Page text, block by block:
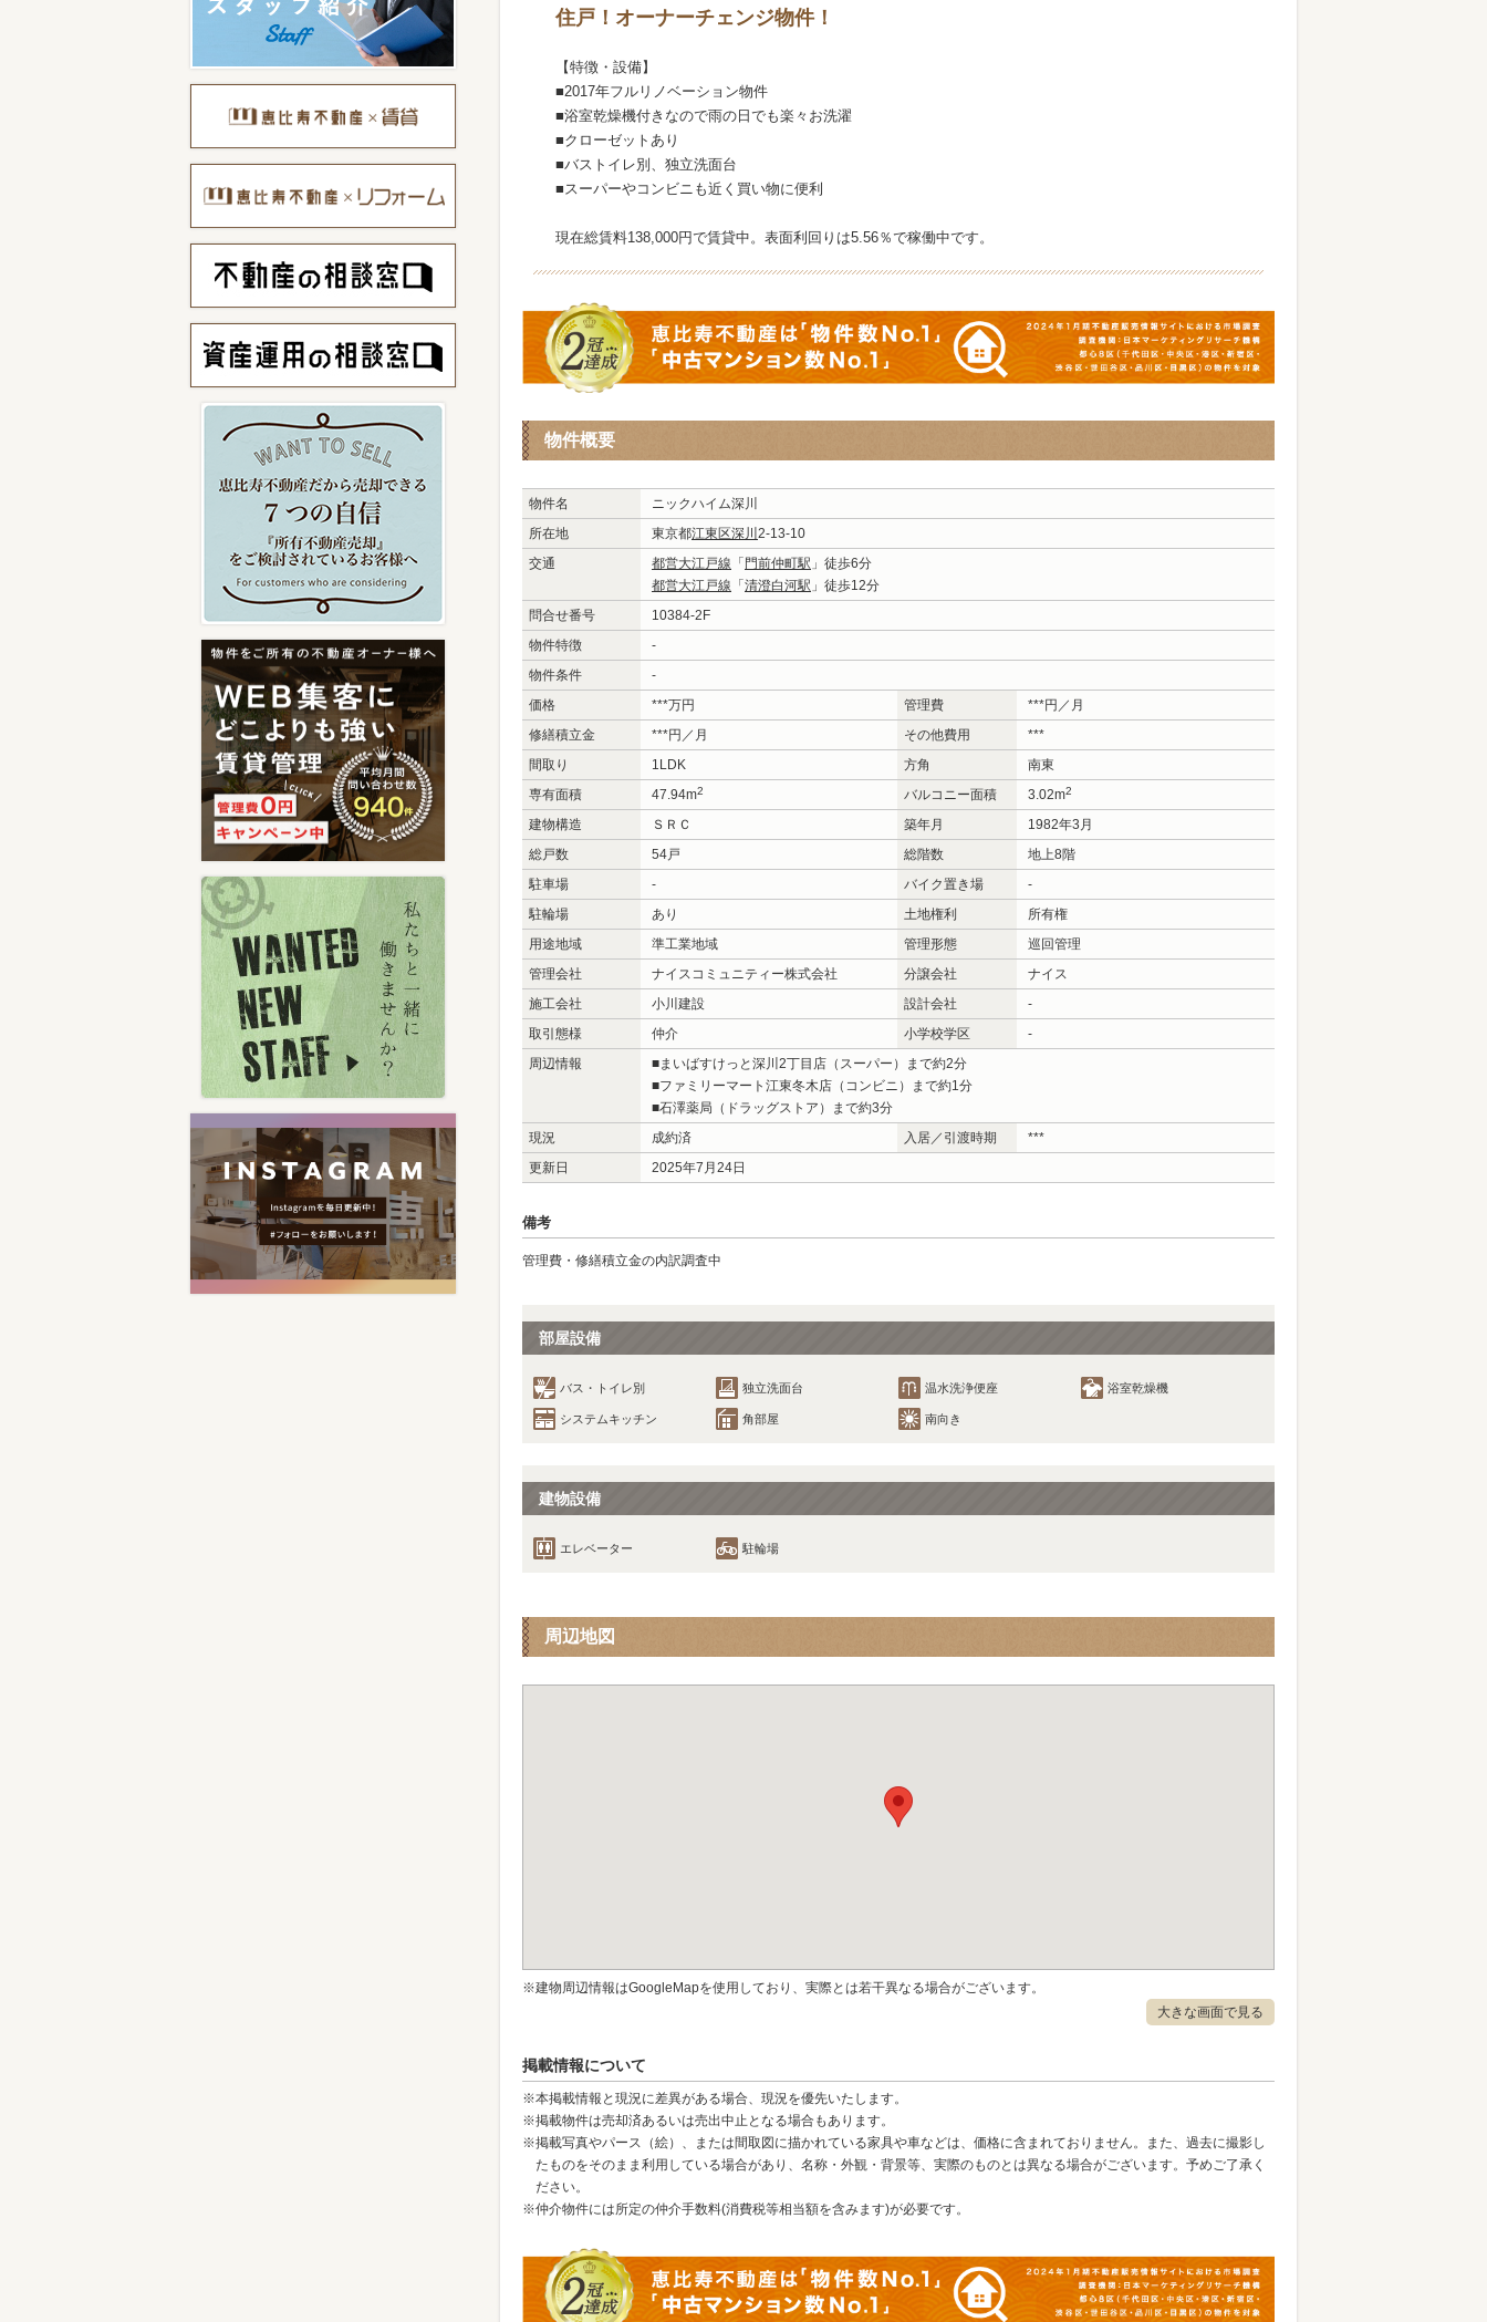
住戸！オーナーチェンジ物件！
【特徴・設備】
■2017年フルリノベーション物件
■浴室乾燥機付きなので雨の日でも楽々お洗濯
■クローゼットあり
■バストイレ別、独立洗面台
■スーパーやコンビニも近く買い物に便利
現在総賃料138,000円で賃貸中。表⾯利回りは5.56％で稼働中です。
物件概要
物件名
ニックハイム深川
所在地
東京都江東区深川 2-13-10
交通
都営大江戸線 「門前仲町駅 」徒歩6分
都営大江戸線 「清澄白河駅 」徒歩12分
問合せ番号
10384-2F
物件特徴
-
物件条件
-
価格
***万円 管理費
***円／月
修繕積立金
***円／月 その他費用
***
間取り
1LDK 方角
南東
専有面積
47.94m2 バルコニー面積 3.02m2
建物構造 ＳＲＣ 築年月
1982年3月
総戸数
54戸 総階数
地上8階
駐車場
- バイク置き場
-
駐輪場
あり 土地権利
所有権
用途地域
準工業地域 管理形態
巡回管理
管理会社
ナイスコミュニティー株式会社 分譲会社
ナイス
施工会社
小川建設 設計会社
-
取引態様
仲介 小学校学区
-
周辺情報
■まいばすけっと深川2丁目店（スーパー）まで約2分
■ファミリーマート江東冬木店（コンビニ）まで約1分
■石澤薬局（ドラッグストア）まで約3分
現況
成約済 入居／引渡時期
***
更新日
2025年7月24日
備考
管理費・修繕積立金の内訳調査中
部屋設備
バス・トイレ別 独立洗面台 温水洗浄便座 浴室乾燥機
システムキッチン 角部屋 南向き
建物設備
エレベーター 駐輪場
周辺地図
※建物周辺情報はGoogleMapを使用しており、実際とは若干異なる場合がございます。
大きな画面で見る
掲載情報について
※本掲載情報と現況に差異がある場合、現況を優先いたします。
※掲載物件は売却済あるいは売出中止となる場合もあります。
※掲載写真やパース（絵）、または間取図に描かれている家具や車などは、価格に含まれておりません。また、過去に撮影し
たものをそのまま利用している場合があり、名称・外観・背景等、実際のものとは異なる場合がございます。予めご了承く
ださい。
※仲介物件には所定の仲介手数料(消費税等相当額を含みます)が必要です。